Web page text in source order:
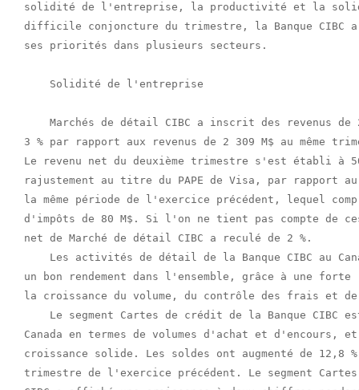
solidité de l'entreprise, la productivité et la
difficile conjoncture du trimestre, la Banque CIBC
ses priorités dans plusieurs secteurs.
    Solidité de l'entreprise
Marchés de détail CIBC a inscrit des revenus de
3 % par rapport aux revenus de 2 309 M$ au même
Le revenu net du deuxième trimestre s'est établi à
rajustement au titre du PAPE de Visa, par rapport au
la même période de l'exercice précédent, lequel
d'impôts de 80 M$. Si l'on ne tient pas compte de
net de Marché de détail CIBC a reculé de 2 %.
Les activités de détail de la Banque CIBC au
un bon rendement dans l'ensemble, grâce à une
la croissance du volume, du contrôle des frais et
Le segment Cartes de crédit de la Banque CIBC
Canada en termes de volumes d'achat et d'encours,
croissance solide. Les soldes ont augmenté de 12,8
trimestre de l'exercice précédent. Le segment